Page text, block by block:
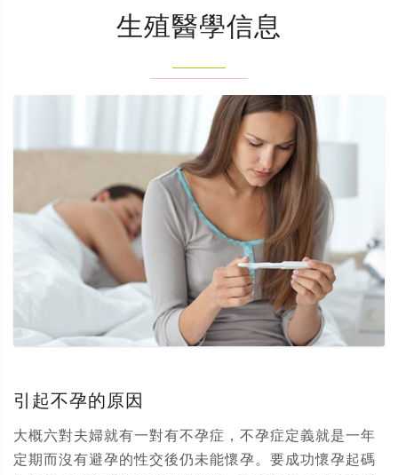
生殖醫學信息
引起不孕的原因
大概六對夫婦就有一對有不孕症，不孕症定義就是一年
定期而沒有避孕的性交後仍未能懷孕。要成功懷孕起碼